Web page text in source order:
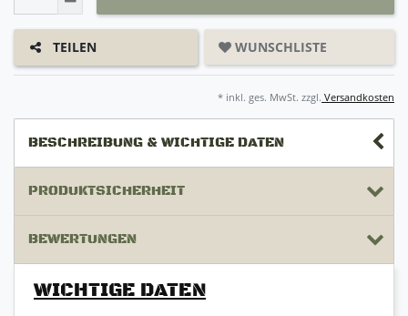
TEILEN WUNSCHLISTE
* inkl. ges. MwSt. zzgl. Versandkosten
BESCHREIBUNG & WICHTIGE DATEN
PRODUKTSICHERHEIT
BEWERTUNGEN
WICHTIGE DATEN